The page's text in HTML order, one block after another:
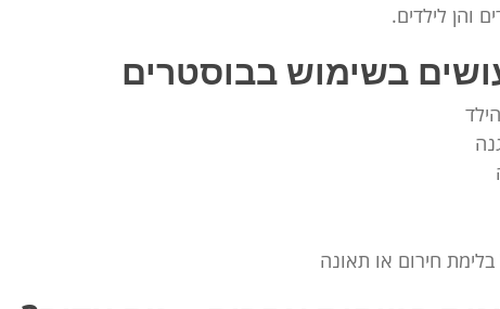
והן לילדים.
בשימוש בבוסטרים
חירום או תאונה